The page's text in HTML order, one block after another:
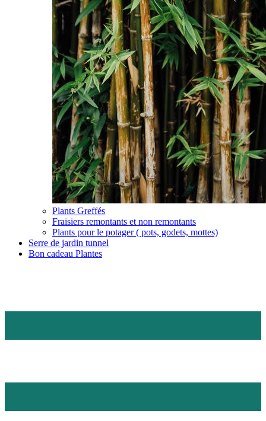
Plants Greffés
Fraisiers remontants et non remontants
Plants pour le potager ( pots, godets, mottes)
Serre de jardin tunnel
Bon cadeau Plantes